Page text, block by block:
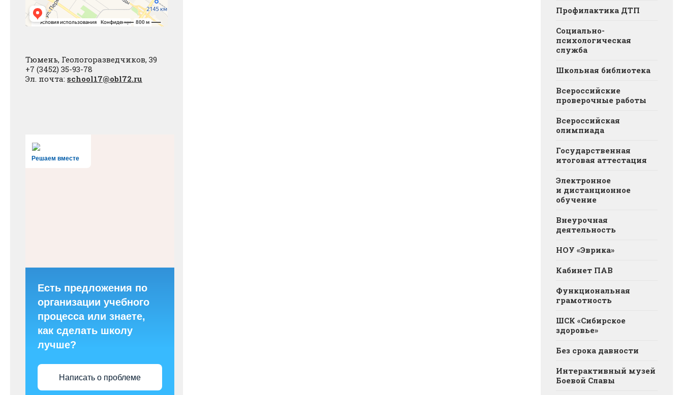
Тюмень, Геологоразведчиков, 39
+7 (3452) 35-93-78
Эл. почта: school17@obl72.ru
Решаем вместе
Есть предложения по
организации учебного
процесса или знаете,
как сделать школу
лучше?
Написать о проблеме
Профилактика ДТП
Социально-
психологическая
служба
Школьная библиотека
Всероссийские
проверочные работы
Всероссийская
олимпиада
Государственная
итоговая аттестация
Электронное
и дистанционное
обучение
Внеурочная
деятельность
НОУ «Эврика»
Кабинет ПАВ
Функциональная
грамотность
ШСК «Сибирское
здоровье»
Без срока давности
Интерактивный музей
Боевой Славы